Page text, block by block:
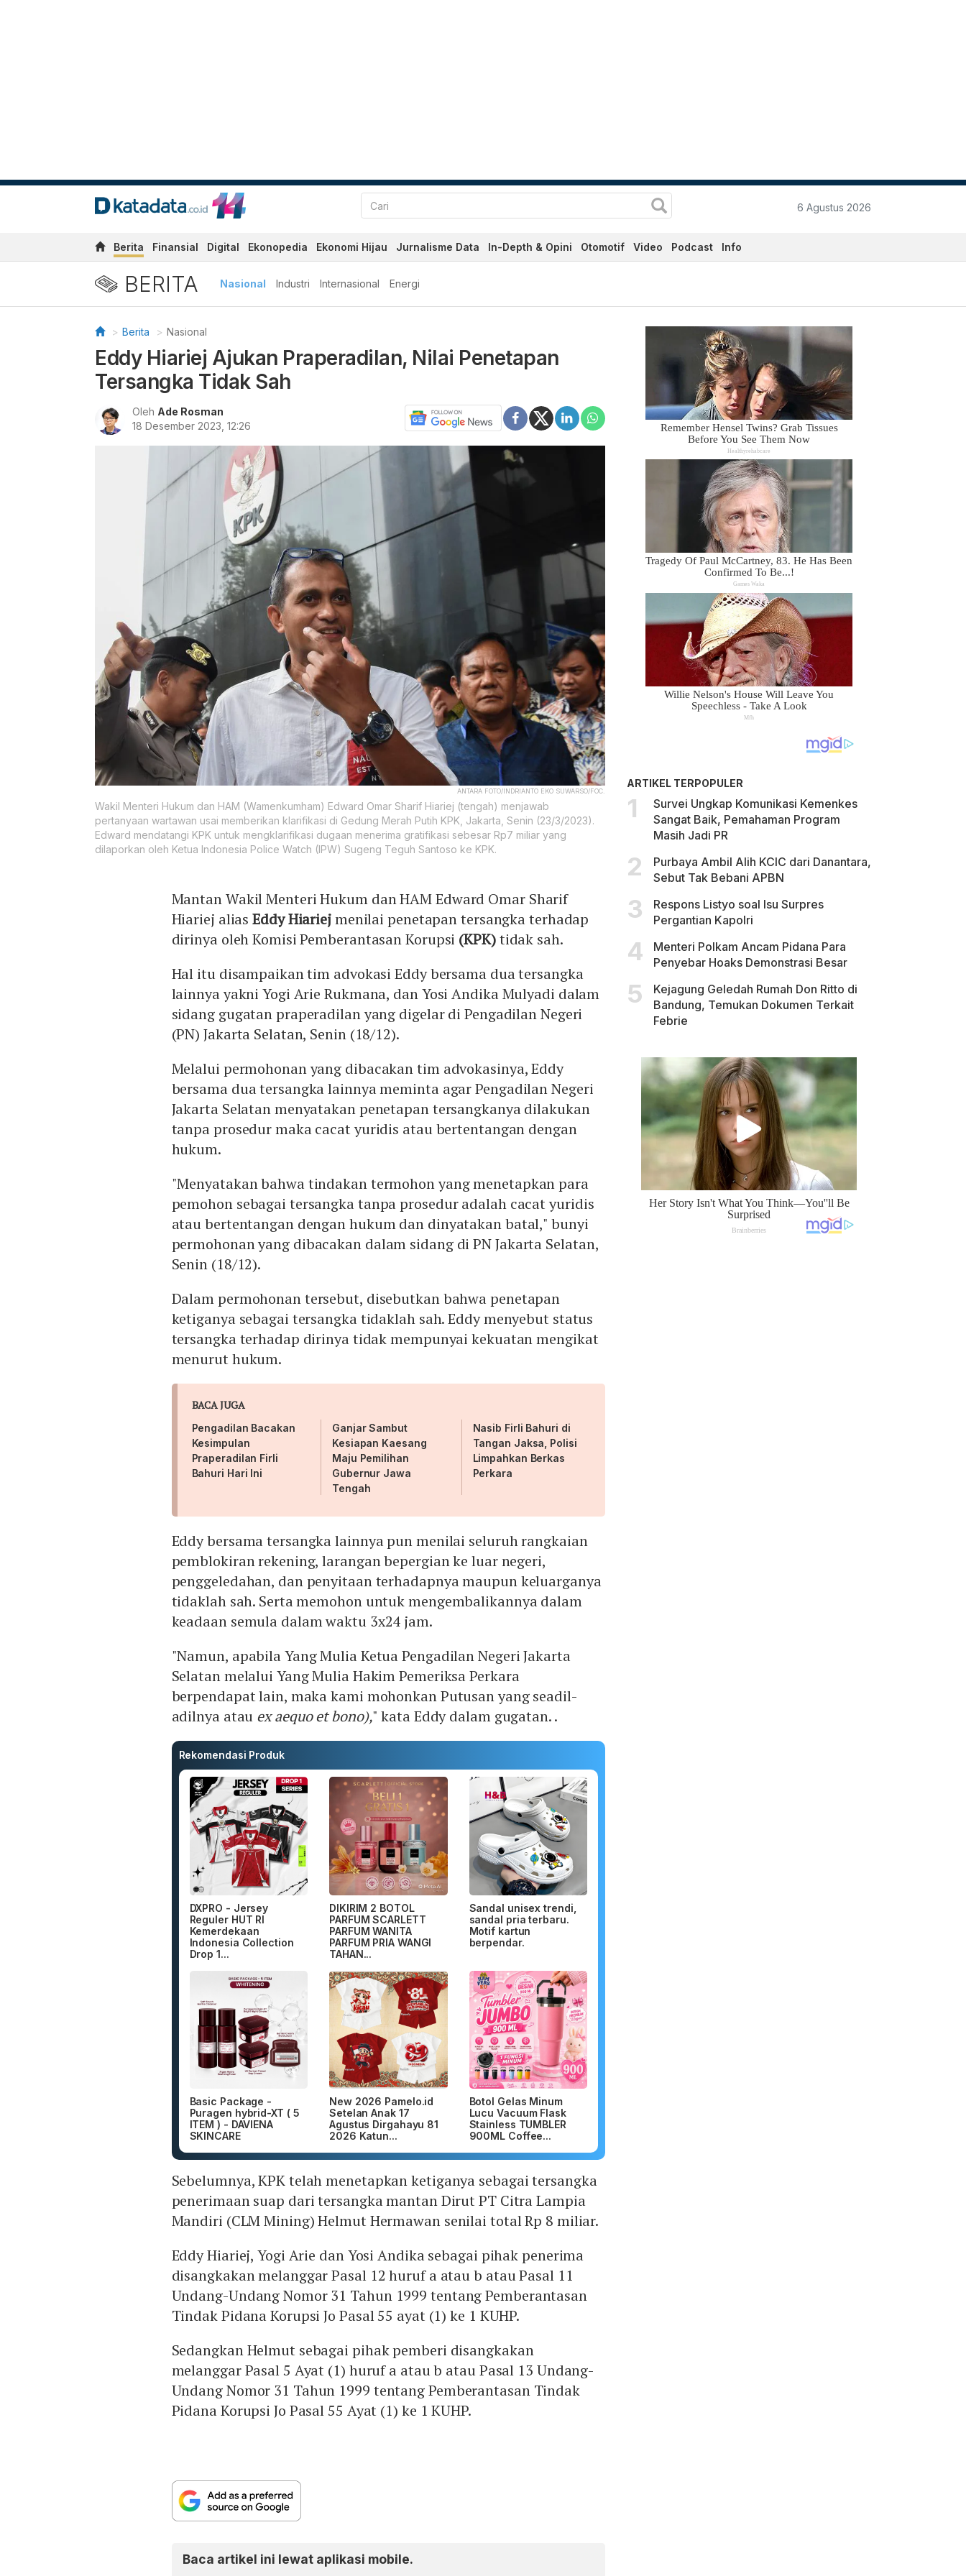
6 Agustus 2026
Berita Finansial Digital Ekonopedia Ekonomi Hijau Jurnalisme Data In-Depth & Opini Otomotif Video Podcast Info
BERITA Nasional Industri Internasional Energi
Berita Nasional
Eddy Hiariej Ajukan Praperadilan, Nilai Penetapan
Tersangka Tidak Sah
Oleh Ade Rosman
18 Desember 2023, 12:26
ANTARA FOTO/INDRIANTO EKO SUWARSO/FOC.
Wakil Menteri Hukum dan HAM (Wamenkumham) Edward Omar Sharif Hiariej (tengah) menjawab
pertanyaan wartawan usai memberikan klarifikasi di Gedung Merah Putih KPK, Jakarta, Senin (23/3/2023).
Edward mendatangi KPK untuk mengklarifikasi dugaan menerima gratifikasi sebesar Rp7 miliar yang
dilaporkan oleh Ketua Indonesia Police Watch (IPW) Sugeng Teguh Santoso ke KPK.
Mantan Wakil Menteri Hukum dan HAM Edward Omar Sharif
Hiariej aliasEddy Hiariejmenilai penetapan tersangka terhadap
dirinya oleh Komisi Pemberantasan Korupsi (KPK)tidak sah.
Hal itu disampaikan tim advokasi Eddy bersama dua tersangka
lainnya yakni Yogi Arie Rukmana, dan Yosi Andika Mulyadi dalam
sidang gugatan praperadilan yang digelar di Pengadilan Negeri
(PN) Jakarta Selatan, Senin (18/12).
Melalui permohonan yang dibacakan tim advokasinya, Eddy
bersama dua tersangka lainnya meminta agar Pengadilan Negeri
Jakarta Selatan menyatakan penetapan tersangkanya dilakukan
tanpa prosedur maka cacat yuridis atau bertentangan dengan
hukum.
"Menyatakan bahwa tindakan termohon yang menetapkan para
pemohon sebagai tersangka tanpa prosedur adalah cacat yuridis
atau bertentangan dengan hukum dan dinyatakan batal," bunyi
permohonan yang dibacakan dalam sidang di PN Jakarta Selatan,
Senin (18/12).
Dalam permohonan tersebut, disebutkan bahwa penetapan
ketiganya sebagai tersangka tidaklah sah. Eddy menyebut status
tersangka terhadap dirinya tidak mempunyai kekuatan mengikat
menurut hukum.
BACA JUGA
Pengadilan Bacakan
Kesimpulan
Praperadilan Firli
Bahuri Hari Ini
Ganjar Sambut
Kesiapan Kaesang
Maju Pemilihan
Gubernur Jawa
Tengah
Nasib Firli Bahuri di
Tangan Jaksa, Polisi
Limpahkan Berkas
Perkara
Eddy bersama tersangka lainnya pun menilai seluruh rangkaian
pemblokiran rekening, larangan bepergian ke luar negeri,
penggeledahan, dan penyitaan terhadapnya maupun keluarganya
tidaklah sah. Serta memohon untuk mengembalikannya dalam
keadaan semula dalam waktu 3x24 jam.
"Namun, apabila Yang Mulia Ketua Pengadilan Negeri Jakarta
Selatan melalui Yang Mulia Hakim Pemeriksa Perkara
berpendapat lain, maka kami mohonkan Putusan yang seadil-
adilnya atau ex aequo et bono)," kata Eddy dalam gugatan. .
Rekomendasi Produk
DXPRO - Jersey
Reguler HUT RI
Kemerdekaan
Indonesia Collection
Drop 1...
DIKIRIM 2 BOTOL
PARFUM SCARLETT
PARFUM WANITA
PARFUM PRIA WANGI
TAHAN...
Sandal unisex trendi,
sandal pria terbaru.
Motif kartun
berpendar.
Basic Package -
Puragen hybrid-XT ( 5
ITEM ) - DAVIENA
SKINCARE
New 2026 Pamelo.id
Setelan Anak 17
Agustus Dirgahayu 81
2026 Katun...
Botol Gelas Minum
Lucu Vacuum Flask
Stainless TUMBLER
900ML Coffee...
Sebelumnya, KPK telah menetapkan ketiganya sebagai tersangka
penerimaan suap dari tersangka mantan Dirut PT Citra Lampia
Mandiri (CLM Mining) Helmut Hermawan senilai total Rp 8 miliar.
Eddy Hiariej, Yogi Arie dan Yosi Andika sebagai pihak penerima
disangkakan melanggar Pasal 12 huruf a atau b atau Pasal 11
Undang-Undang Nomor 31 Tahun 1999 tentang Pemberantasan
Tindak Pidana Korupsi Jo Pasal 55 ayat (1) ke 1 KUHP.
Sedangkan Helmut sebagai pihak pemberi disangkakan
melanggar Pasal 5 Ayat (1) huruf a atau b atau Pasal 13 Undang-
Undang Nomor 31 Tahun 1999 tentang Pemberantasan Tindak
Pidana Korupsi Jo Pasal 55 Ayat (1) ke 1 KUHP.
Baca artikel ini lewat aplikasi mobile.
ARTIKEL TERPOPULER
Survei Ungkap Komunikasi Kemenkes
Sangat Baik, Pemahaman Program
Masih Jadi PR
Purbaya Ambil Alih KCIC dari Danantara,
Sebut Tak Bebani APBN
Respons Listyo soal Isu Surpres
Pergantian Kapolri
Menteri Polkam Ancam Pidana Para
Penyebar Hoaks Demonstrasi Besar
Kejagung Geledah Rumah Don Ritto di
Bandung, Temukan Dokumen Terkait
Febrie